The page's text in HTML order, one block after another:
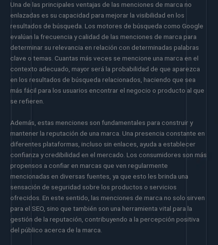
Una de las principales ventajas de las menciones de marca no
enlazadas es su capacidad para mejorar la visibilidad en los
resultados de búsqueda. Los motores de búsqueda como Google
evalúan la frecuencia y calidad de las menciones de marca para
determinar su relevancia en relación con determinadas palabras
clave o temas. Cuantas más veces se mencione una marca en el
contexto adecuado, mayor será la probabilidad de que aparezca
en los resultados de búsqueda relacionados, haciendo que sea
más fácil para los usuarios encontrar el negocio o producto al que
se refieren.
Además, estas menciones son fundamentales para construir y
mantener la reputación de una marca. Una presencia constante en
diferentes plataformas, incluso sin enlaces, ayuda a establecer
confianza y credibilidad en el mercado. Los consumidores son más
propensos a confiar en marcas que ven regularmente
mencionadas en diversas fuentes, ya que esto les brinda una
sensación de seguridad sobre los productos o servicios
ofrecidos. En este sentido, las menciones de marca no solo sirven
para el SEO, sino que también son una herramienta vital para la
gestión de la reputación, contribuyendo a la percepción positiva
del público acerca de la marca.